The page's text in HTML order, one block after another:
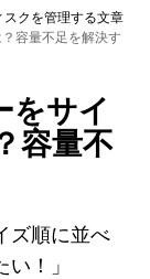
スクを管理する文章
容量不足を解決す
をサイ
容量不
ズ順に並べ
！」